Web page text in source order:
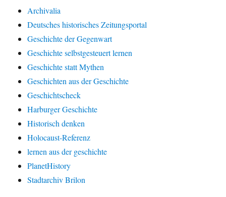
Archivalia
Deutsches historisches Zeitungsportal
Geschichte der Gegenwart
Geschichte selbstgesteuert lernen
Geschichte statt Mythen
Geschichten aus der Geschichte
Geschichtscheck
Harburger Geschichte
Historisch denken
Holocaust-Referenz
lernen aus der geschichte
PlanetHistory
Stadtarchiv Brilon